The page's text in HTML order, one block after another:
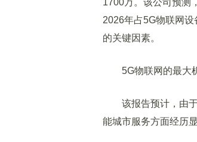
1700万。该公司预测
2026年占5G物联网
的关键因素。
5G物联网的最大
该报告预计，由于
能城市服务方面经历显